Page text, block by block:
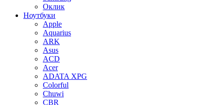
Оклик
Ноутбуки
Apple
Aquarius
ARK
Asus
ACD
Acer
ADATA XPG
Colorful
Chuwi
CBR